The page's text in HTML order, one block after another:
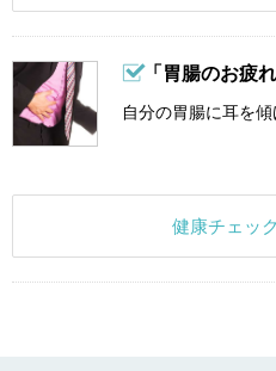
「胃腸のお疲
自分の胃腸に耳を
健康チェッ